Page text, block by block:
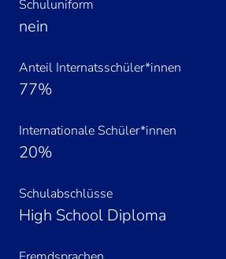
Schuluniform
nein
Anteil Internatsschüler*innen
77%
Internationale Schüler*innen
20%
Schulabschlüsse
High School Diploma